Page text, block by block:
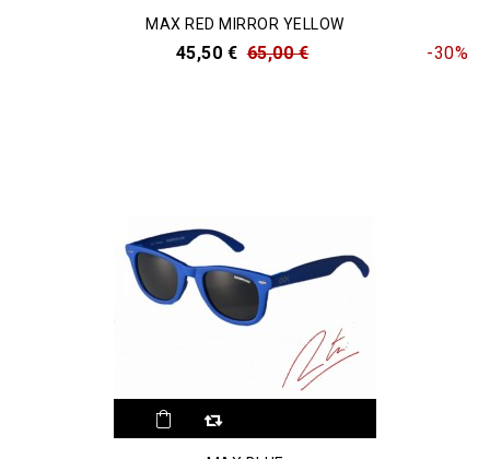
MAX RED MIRROR YELLOW
45,50 € -30%
65,00 €